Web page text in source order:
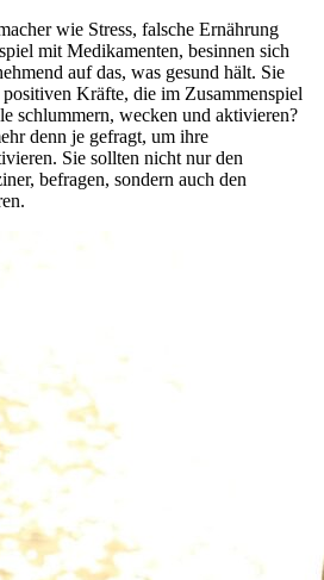
wie Stress, falsche Ernährung
mit Medikamenten, besinnen sich
auf das, was gesund hält. Sie
Kräfte, die im Zusammenspiel
schlummern, wecken und aktivieren?
denn je gefragt, um ihre
Sie sollten nicht nur den
befragen, sondern auch den